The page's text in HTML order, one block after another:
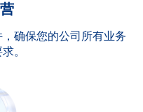
确保您的公司所有业务
。